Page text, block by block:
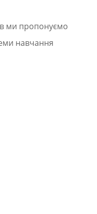
ми пропонуємо
навчання